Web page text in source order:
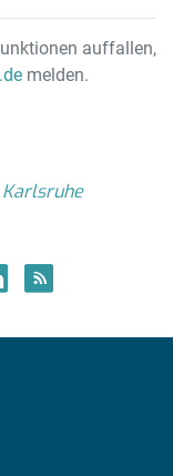
auffallen,
melden.